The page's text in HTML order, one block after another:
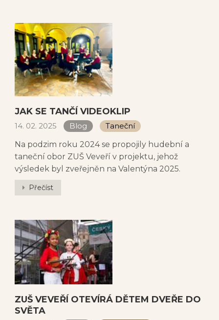
JAK SE TANČÍ VIDEOKLIP
14. 02. 2025 Blog
Taneční
Na podzim roku 2024 se propojily hudební a
taneční obor ZUŠ Veveří v projektu, jehož
výsledek byl zveřejněn na Valentýna 2025.
Přečíst
ZUŠ VEVEŘÍ OTEVÍRÁ DĚTEM DVEŘE DO
SVĚTA